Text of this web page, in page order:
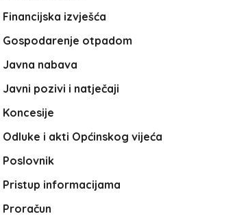
Financijska izvješća
Gospodarenje otpadom
Javna nabava
Javni pozivi i natječaji
Koncesije
Odluke i akti Općinskog vijeća
Poslovnik
Pristup informacijama
Proračun